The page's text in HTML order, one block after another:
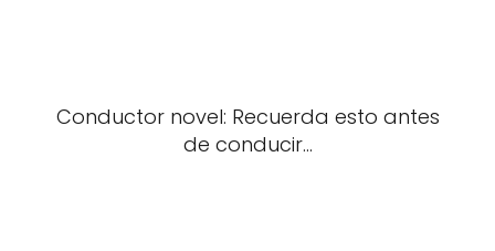
Conductor novel: Recuerda esto antes
de conducir...